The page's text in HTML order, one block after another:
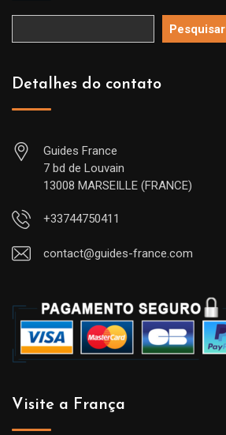
Pesquisar
Detalhes do contato
Guides France
7 bd de Louvain
13008 MARSEILLE (FRANCE)
+33744750411
contact@guides-france.com
Visite a França